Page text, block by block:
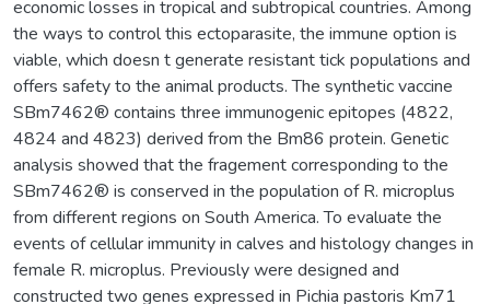
economic losses in tropical and subtropical countries. Among
the ways to control this ectoparasite, the immune option is
viable, which doesn t generate resistant tick populations and
offers safety to the animal products. The synthetic vaccine
SBm7462® contains three immunogenic epitopes (4822,
4824 and 4823) derived from the Bm86 protein. Genetic
analysis showed that the fragement corresponding to the
SBm7462® is conserved in the population of R. microplus
from different regions on South America. To evaluate the
events of cellular immunity in calves and histology changes in
female R. microplus. Previously were designed and
constructed two genes expressed in Pichia pastoris Km71